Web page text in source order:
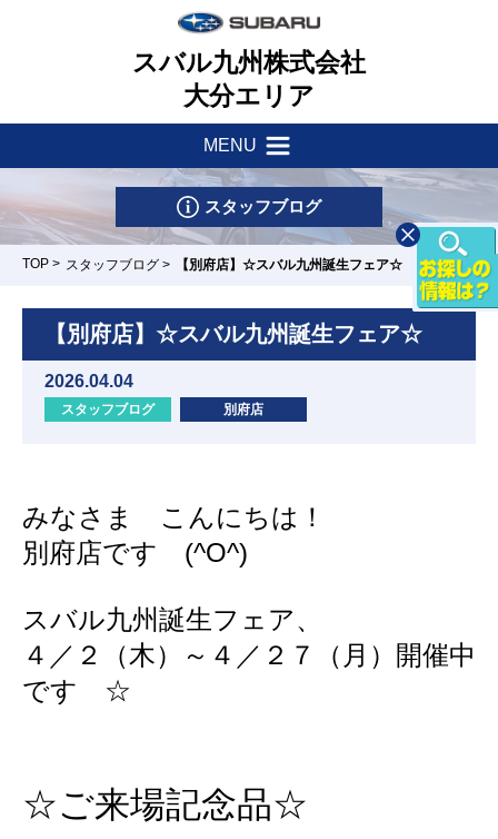
スバル九州株式会社
大分エリア
MENU
新着情報
サポート・他
車検・点検はマイスバルへ
リース&クレジット
パーツ・アクセサリー
所有権解除について
店舗一覧
新車情報
U-Car情報
アフターサービス
会社案内
一つのいのちプロジェクト
採用情報
スタッフブログ
TOP > スタッフブログ > 【別府店】☆スバル九州誕生フェア☆
【別府店】☆スバル九州誕生フェア☆
2026.04.04
スタッフブログ 別府店
みなさま こんにちは！
別府店です (^O^)
スバル九州誕生フェア、
４／２（木）～４／２７（月）開催中
です ☆
☆ご来場記念品☆